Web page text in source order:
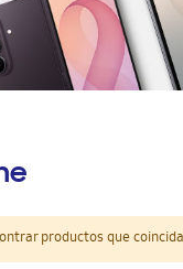
productos que